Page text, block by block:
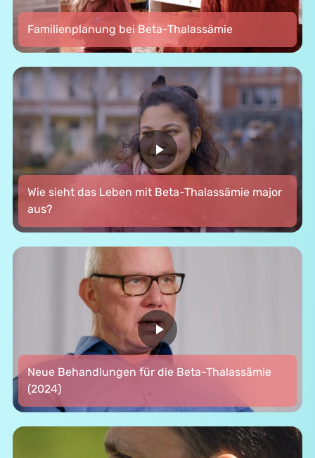
Familienplanung bei Beta-Thalassämie
Wie sieht das Leben mit Beta-Thalassämie major
aus?
Neue Behandlungen für die Beta-Thalassämie
(2024)